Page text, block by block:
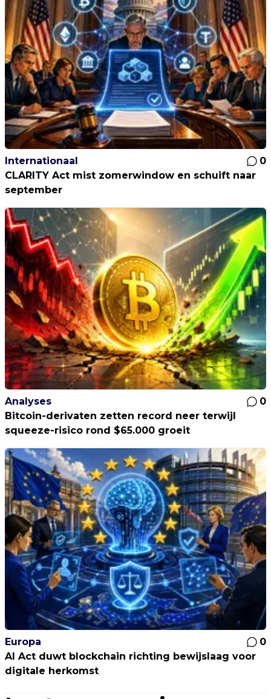
Internationaal
0
CLARITY Act mist zomerwindow en schuift naar
september
Analyses
0
Bitcoin-derivaten zetten record neer terwijl
squeeze-risico rond $65.000 groeit
Europa
0
AI Act duwt blockchain richting bewijslaag voor
digitale herkomst